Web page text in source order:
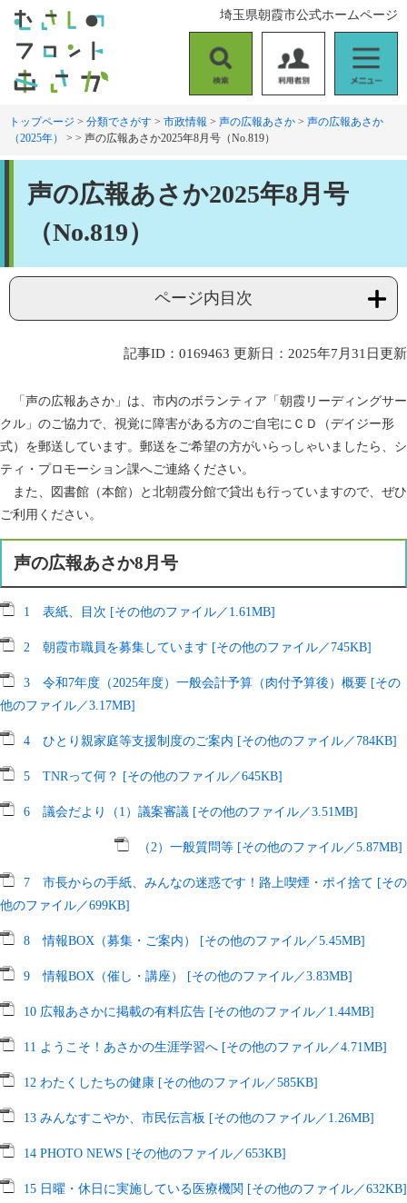
。
て
索
用
者
別
ニ
ュ
埼玉県朝霞市公式ホームページ
トップページ > 分類でさがす > 市政情報 > 声の広報あさか > 声の広報あさか
（2025年）
> > 声の広報あさか2025年8月号（No.819）
声の広報あさか2025年8月号
（No.819）
ページ内目次
記事ID：0169463 更新日：2025年7月31日更新
「声の広報あさか」は、市内のボランティア「朝霞リーディングサー
クル」のご協力で、視覚に障害がある方のご自宅にＣＤ（デイジー形
式）を郵送しています。郵送をご希望の方がいらっしゃいましたら、シ
ティ・プロモーション課へご連絡ください。
また、図書館（本館）と北朝霞分館で貸出も行っていますので、ぜひ
ご利用ください。
声の広報あさか8月号
1 表紙、目次 [その他のファイル／1.61MB]
2 朝霞市職員を募集しています [その他のファイル／745KB]
3 令和7年度（2025年度）一般会計予算（肉付予算後）概要 [その
他のファイル／3.17MB]
4 ひとり親家庭等支援制度のご案内 [その他のファイル／784KB]
5 TNRって何？ [その他のファイル／645KB]
6 議会だより（1）議案審議 [その他のファイル／3.51MB]
（2）一般質問等 [その他のファイル／5.87MB]
7 市長からの手紙、みんなの迷惑です！路上喫煙・ポイ捨て [その
他のファイル／699KB]
8 情報BOX（募集・ご案内） [その他のファイル／5.45MB]
9 情報BOX（催し・講座） [その他のファイル／3.83MB]
10 広報あさかに掲載の有料広告 [その他のファイル／1.44MB]
11 ようこそ！あさかの生涯学習へ [その他のファイル／4.71MB]
12 わたくしたちの健康 [その他のファイル／585KB]
13 みんなすこやか、市民伝言板 [その他のファイル／1.26MB]
14 PHOTO NEWS [その他のファイル／653KB]
15 日曜・休日に実施している医療機関 [その他のファイル／632KB]